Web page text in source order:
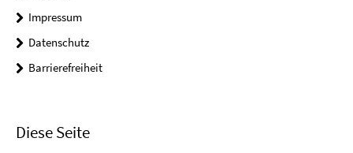
Impressum
Datenschutz
Barrierefreiheit
Diese Seite